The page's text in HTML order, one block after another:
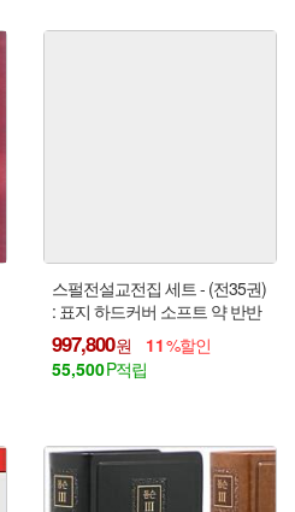
스펄전설교전집 세트 - (전35권)
: 표지 하드커버 소프트 약 반반
!!!
997,800
11
55,500